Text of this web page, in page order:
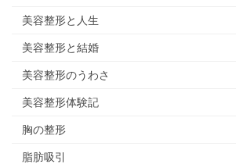
美容整形と人生
美容整形と結婚
美容整形のうわさ
美容整形体験記
胸の整形
脂肪吸引